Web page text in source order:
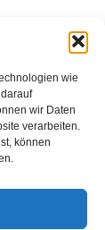
wie
wir Daten
verarbeiten.
können